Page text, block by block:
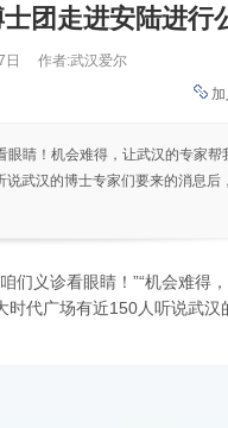
团走进安陆进行
作者:武汉爱尔
睛！机会难得，让武汉的专家帮
武汉的博士专家们要来的消息后
们义诊看眼睛！”“机会难得
代广场有近150人听说武汉